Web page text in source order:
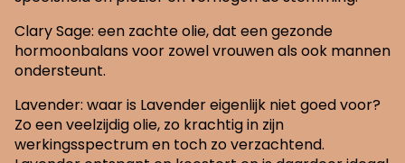
Clary Sage: een zachte olie, dat een gezonde
hormoonbalans voor zowel vrouwen als ook mannen
ondersteunt.
Lavender: waar is Lavender eigenlijk niet goed voor?
Zo een veelzijdig olie, zo krachtig in zijn
werkingsspectrum en toch zo verzachtend.